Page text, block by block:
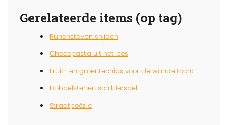
Gerelateerde items (op tag)
Runenstaven snijden
Chocopasta uit het bos
Fruit- en groentechips voor de wandeltocht
Dobbelstenen schilderspel
Straatpoëzie